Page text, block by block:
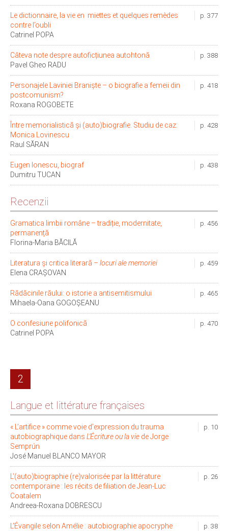
p. 377
Le dictionnaire, la vie en miettes et quelques remèdes
contre l’oubli
Catrinel POPA
p. 388
Câteva note despre autoficțiunea autohtonă
Pavel Gheo RADU
p. 418
Personajele Laviniei Braniște – o biografie a femeii din
postcomunism?
Roxana ROGOBETE
p. 428
Între memorialistică și (auto)biografie. Studiu de caz:
Monica Lovinescu
Raul SĂRAN
p. 438
Eugen Ionescu, biograf
Dumitru TUCAN
Recenzii
p. 456
Gramatica limbii române – tradiție, modernitate,
permanență
Florina-Maria BĂCILĂ
p. 459
Literatura și critica literară – locuri ale memoriei
Elena CRAȘOVAN
p. 465
Rădăcinile răului: o istorie a antisemitismului
Mihaela-Oana GOGOȘEANU
p. 470
O confesiune polifonică
Catrinel POPA
2
Langue et littérature françaises
p. 10
« L’artifice » comme voie d’expression du trauma
autobiographique dans L’Écriture ou la vie de Jorge
Semprún
José Manuel BLANCO MAYOR
p. 26
L’(auto)biographie (re)valorisée par la littérature
contemporaine : les récits de filiation de Jean-Luc
Coatalem
Andreea-Roxana DOBRESCU
p. 38
L’Évangile selon Amélie : autobiographie apocryphe